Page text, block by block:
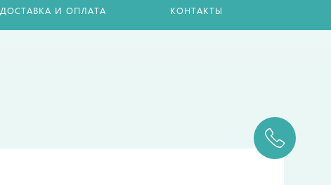
ДОСТАВКА И ОПЛАТА КОНТАКТЫ